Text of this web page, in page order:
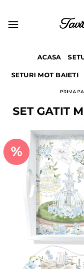
content
ACASA
SETURI MOT BAIETI
PRIMA
SET GATIT
%